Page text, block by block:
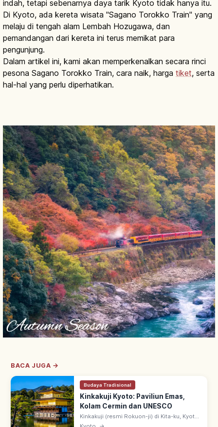
indah, tetapi sebenarnya daya tarik Kyoto tidak hanya itu.
Di Kyoto, ada kereta wisata "Sagano Torokko Train" yang
melaju di tengah alam Lembah Hozugawa, dan
pemandangan dari kereta ini terus memikat para
pengunjung.
Dalam artikel ini, kami akan memperkenalkan secara rinci
pesona Sagano Torokko Train, cara naik, harga tiket, serta
hal-hal yang perlu diperhatikan.
BACA JUGA →
Budaya Tradisional
Kinkakuji Kyoto: Paviliun Emas,
Kolam Cermin dan UNESCO
Kinkakuji (resmi Rokuon-ji) di Kita-ku, Kyoto:
paviliun 3 lantai berlapis daun emas